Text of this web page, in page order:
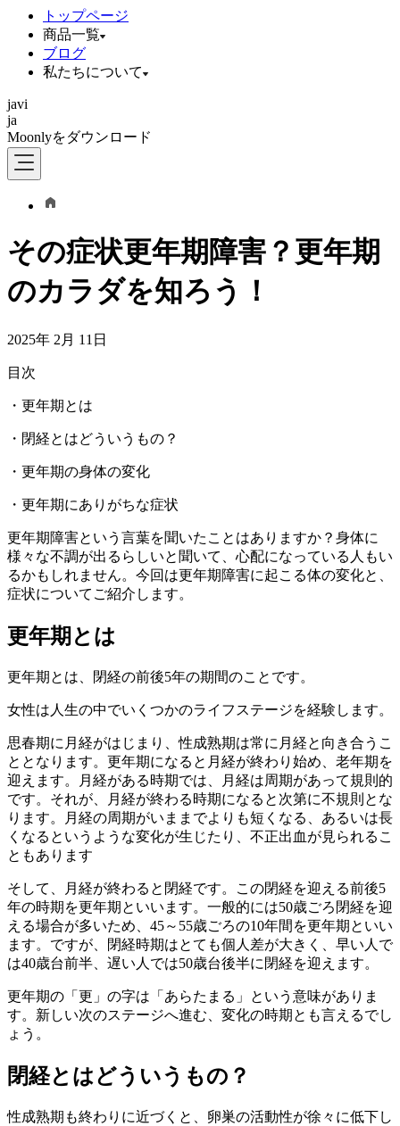
トップページ
商品一覧
ブログ
私たちについて
javi
ja
Moonlyをダウンロード
その症状更年期障害？更年期
のカラダを知ろう！
2025年 2月 11日
目次
・更年期とは
・閉経とはどういうもの？
・更年期の身体の変化
・更年期にありがちな症状
更年期障害という言葉を聞いたことはありますか？身体に
様々な不調が出るらしいと聞いて、心配になっている人もい
るかもしれません。今回は更年期障害に起こる体の変化と、
症状についてご紹介します。
更年期とは
更年期とは、閉経の前後5年の期間のことです。
女性は人生の中でいくつかのライフステージを経験します。
思春期に月経がはじまり、性成熟期は常に月経と向き合うこ
ととなります。更年期になると月経が終わり始め、老年期を
迎えます。月経がある時期では、月経は周期があって規則的
です。それが、月経が終わる時期になると次第に不規則とな
ります。月経の周期がいままでよりも短くなる、あるいは長
くなるというような変化が生じたり、不正出血が見られるこ
ともあります
そして、月経が終わると閉経です。この閉経を迎える前後5
年の時期を更年期といいます。一般的には50歳ごろ閉経を迎
える場合が多いため、45～55歳ごろの10年間を更年期といい
ます。ですが、閉経時期はとても個人差が大きく、早い人で
は40歳台前半、遅い人では50歳台後半に閉経を迎えます。
更年期の「更」の字は「あらたまる」という意味がありま
す。新しい次のステージへ進む、変化の時期とも言えるでし
ょう。
閉経とはどういうもの？
性成熟期も終わりに近づくと、卵巣の活動性が徐々に低下し